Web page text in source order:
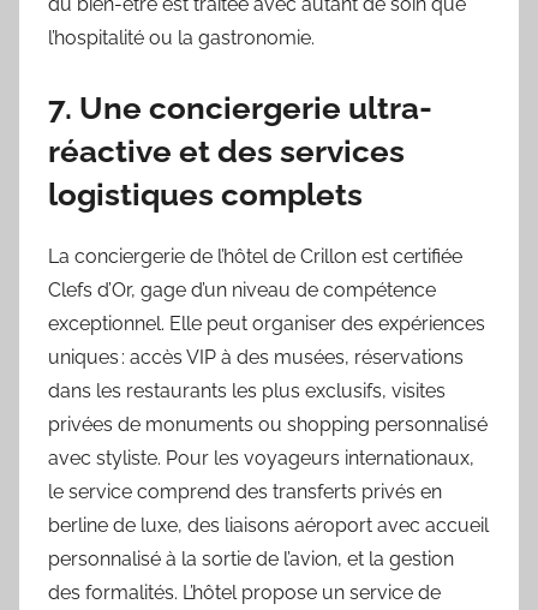
l’hospitalité ou la gastronomie.
7. Une conciergerie ultra-
réactive et des services
logistiques complets
La conciergerie de l’hôtel de Crillon est certifiée
Clefs d’Or, gage d’un niveau de compétence
exceptionnel. Elle peut organiser des expériences
uniques : accès VIP à des musées, réservations
dans les restaurants les plus exclusifs, visites
privées de monuments ou shopping personnalisé
avec styliste. Pour les voyageurs internationaux,
le service comprend des transferts privés en
berline de luxe, des liaisons aéroport avec accueil
personnalisé à la sortie de l’avion, et la gestion
des formalités. L’hôtel propose un service de